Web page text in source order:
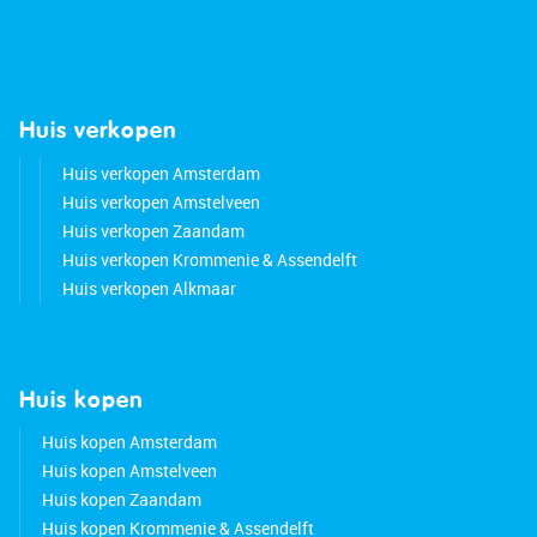
Huis verkopen
Huis verkopen Amsterdam
Huis verkopen Amstelveen
Huis verkopen Zaandam
Huis verkopen Krommenie & Assendelft
Huis verkopen Alkmaar
Huis kopen
Huis kopen Amsterdam
Huis kopen Amstelveen
Huis kopen Zaandam
Huis kopen Krommenie & Assendelft